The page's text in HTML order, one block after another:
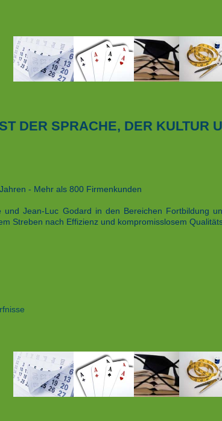
DER SPRACHE, DER KULTUR
- Mehr als 800 Firmenkunden
Jean-Luc Godard in den Bereichen Fortbildung
Streben nach Effizienz und kompromisslosem